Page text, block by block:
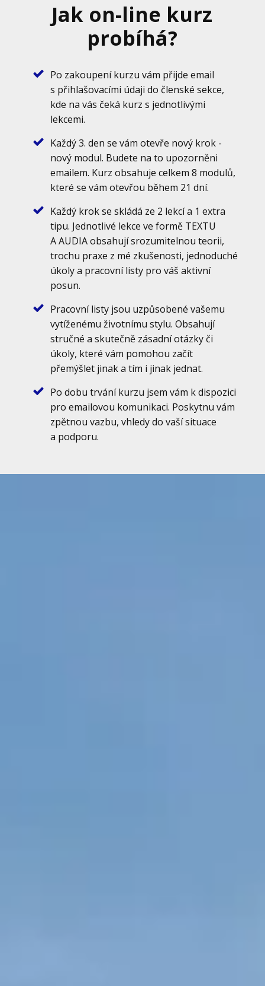
Jak on-line kurz
probíhá?
Po zakoupení kurzu vám přijde email
s přihlašovacími údaji do členské sekce,
kde na vás čeká kurz s jednotlivými
lekcemi.
Každý 3. den se vám otevře nový krok -
nový modul. Budete na to upozorněni
emailem. Kurz obsahuje celkem 8 modulů,
které se vám otevřou během 21 dní.
Každý krok se skládá ze 2 lekcí a 1 extra
tipu. Jednotlivé lekce ve formě TEXTU
A AUDIA obsahují srozumitelnou teorii,
trochu praxe z mé zkušenosti, jednoduché
úkoly a pracovní listy pro váš aktivní
posun.
Pracovní listy jsou uzpůsobené vašemu
vytíženému životnímu stylu. Obsahují
stručné a skutečně zásadní otázky či
úkoly, které vám pomohou začít
přemýšlet jinak a tím i jinak jednat.
Po dobu trvání kurzu jsem vám k dispozici
pro emailovou komunikaci. Poskytnu vám
zpětnou vazbu, vhledy do vaší situace
a podporu.